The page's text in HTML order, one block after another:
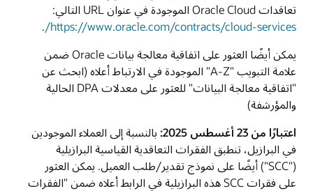
تعاقدات Oracle Cloud الموجودة في عنوان URL التالي:
https://www.oracle.com/contracts/cloud-services/
.
يمكن أيضًا العثور على اتفاقية معالجة بيانات Oracle ضمن
علامة التبويب "A-Z" الموجودة في الارتباط أعلاه (ابحث عن
"اتفاقية معالجة البيانات" للعثور على معدلات DPA الحالية
والمؤرشفة)
اعتبارًا من 23 أغسطس 2025:
بالنسبة إلى العملاء الموجودين
في البرازيل، تنطبق الفقرات التعاقدية القياسية البرازيلية
("SCC") أيضًا على نموذج تقدير/طلب العميل. يمكن العثور
على فقرات SCC هذه البرازيلية في الرابط أعلاه ضمن "الفقرات